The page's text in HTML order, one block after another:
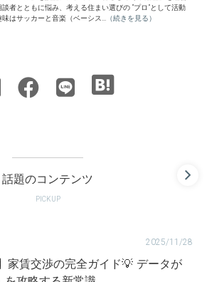
者とともに悩み、考える住まい選びの “プロ”として活動
はサッカーと音楽（ベーシス...
（続きを見る）
話題のコンテンツ
PICKUP
2025/11/28
家賃交渉の完全ガイド💡 データが